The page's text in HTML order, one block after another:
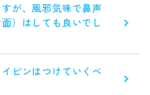
が、風邪気味で鼻声
）はしても良いでし
ピンはつけていくべ